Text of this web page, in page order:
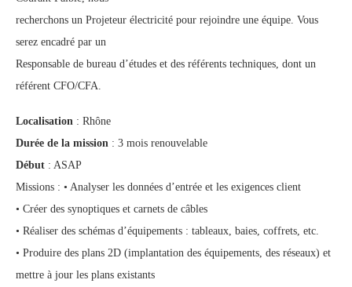
recherchons un Projeteur électricité pour rejoindre une équipe. Vous
serez encadré par un
Responsable de bureau d’études et des référents techniques, dont un
référent CFO/CFA.
Localisation : Rhône
Durée de la mission : 3 mois renouvelable
Début : ASAP
Missions : • Analyser les données d’entrée et les exigences client
• Créer des synoptiques et carnets de câbles
• Réaliser des schémas d’équipements : tableaux, baies, coffrets, etc.
• Produire des plans 2D (implantation des équipements, des réseaux) et
mettre à jour les plans existants